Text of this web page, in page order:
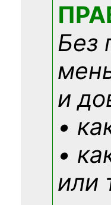
Без
и
•
•
или